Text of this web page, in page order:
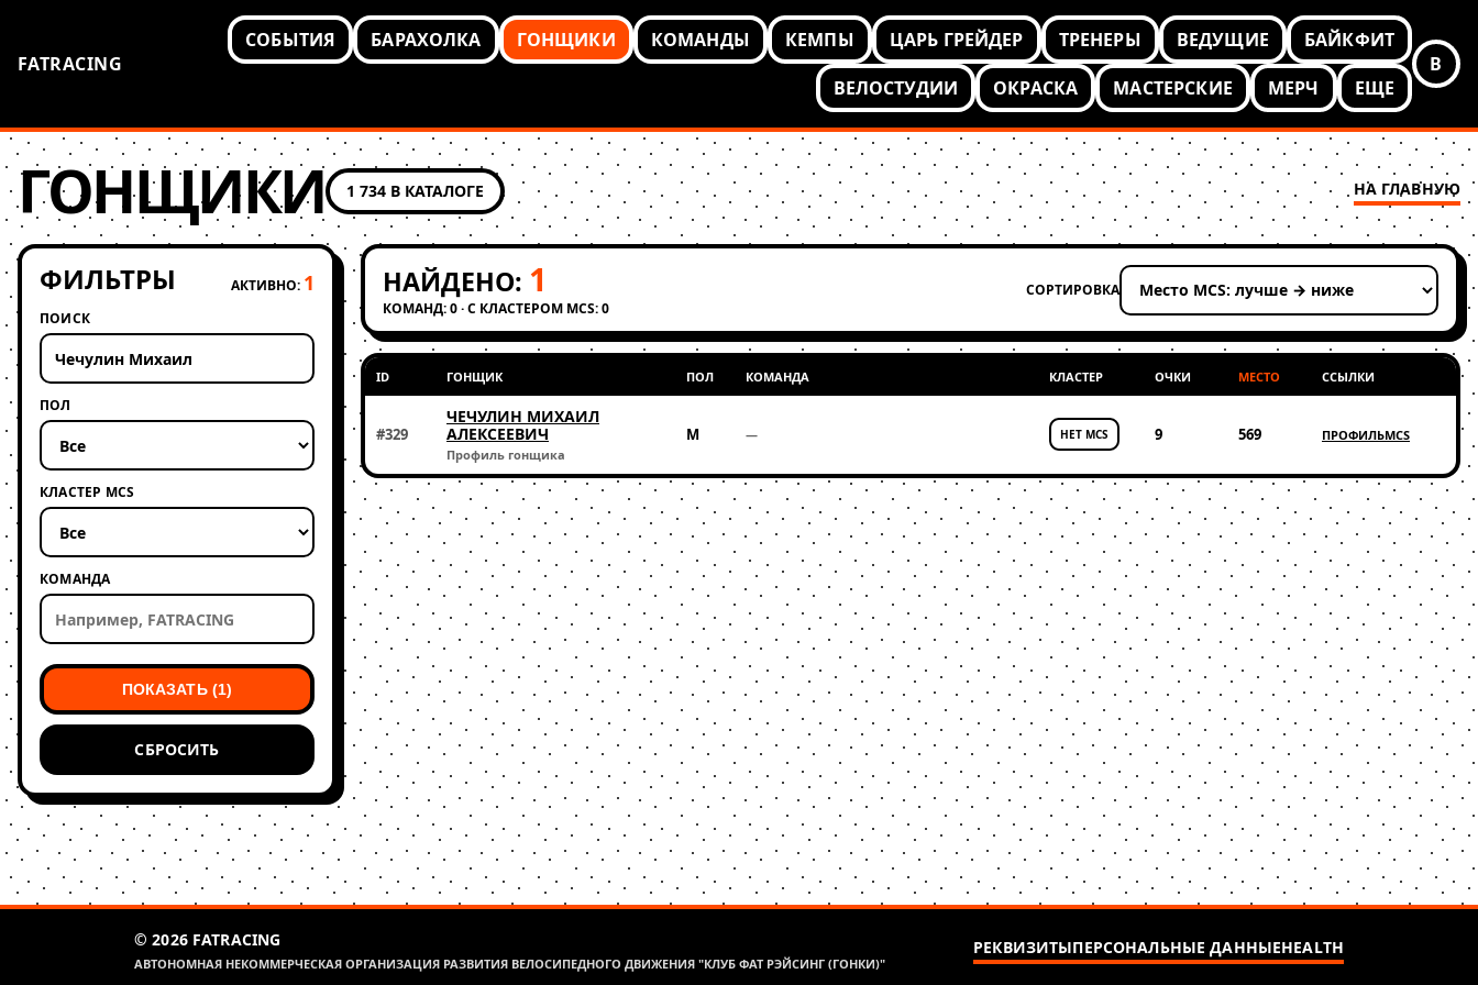
FATRACING
СОБЫТИЯ БАРАХОЛКА ГОНЩИКИ КОМАНДЫ КЕМПЫ ЦАРЬ ГРЕЙДЕР ТРЕНЕРЫ ВЕДУЩИЕ
БАЙКФИТ
ВЕЛОСТУДИИ
ОКРАСКА МАСТЕРСКИЕ МЕРЧ ЕЩЕ
В
ГОНЩИКИ 1 734 В КАТАЛОГЕ НА ГЛАВНУЮ
ФИЛЬТРЫ АКТИВНО: 1
ПОИСК
ПОЛ
КЛАСТЕР MCS
КОМАНДА
ПОКАЗАТЬ (1)
СБРОСИТЬ
НАЙДЕНО: 1
КОМАНД: 0 · С КЛАСТЕРОМ MCS: 0
СОРТИРОВКА
Применить сортировку
ID ГОНЩИК ПОЛ КОМАНДА КЛАСТЕР ОЧКИ МЕСТО ССЫЛКИ
#329
ЧЕЧУЛИН МИХАИЛ
АЛЕКСЕЕВИЧ
Профиль гонщика
М — НЕТ MCS 9 569 ПРОФИЛЬMCS
© 2026 FATRACING
АВТОНОМНАЯ НЕКОММЕРЧЕСКАЯ ОРГАНИЗАЦИЯ РАЗВИТИЯ ВЕЛОСИПЕДНОГО ДВИЖЕНИЯ "КЛУБ ФАТ РЭЙСИНГ (ГОНКИ)"
РЕКВИЗИТЫПЕРСОНАЛЬНЫЕ ДАННЫЕHEALTH